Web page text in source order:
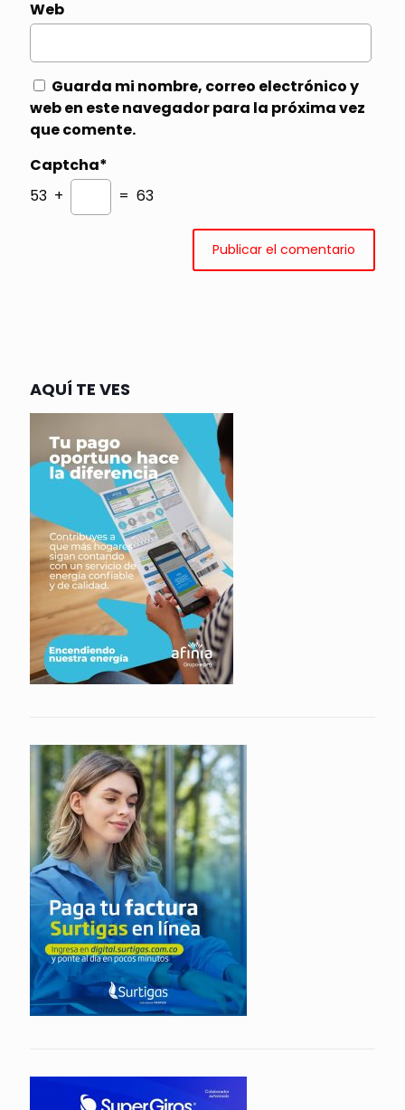
Web
Guarda mi nombre, correo electrónico y
web en este navegador para la próxima vez
que comente.
Captcha*
53 +
= 63
AQUÍ TE VES